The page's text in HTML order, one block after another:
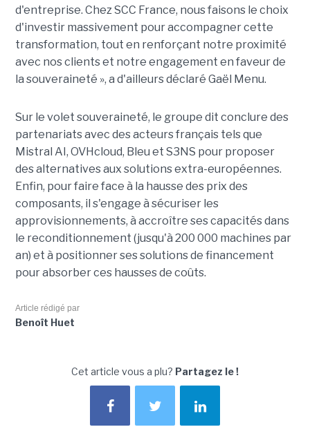
d'entreprise. Chez SCC France, nous faisons le choix
d'investir massivement pour accompagner cette
transformation, tout en renforçant notre proximité
avec nos clients et notre engagement en faveur de
la souveraineté », a d'ailleurs déclaré Gaël Menu.
Sur le volet souveraineté, le groupe dit conclure des
partenariats avec des acteurs français tels que
Mistral AI, OVHcloud, Bleu et S3NS pour proposer
des alternatives aux solutions extra-européennes.
Enfin, pour faire face à la hausse des prix des
composants, il s'engage à sécuriser les
approvisionnements, à accroître ses capacités dans
le reconditionnement (jusqu'à 200 000 machines par
an) et à positionner ses solutions de financement
pour absorber ces hausses de coûts.
Article rédigé par
Benoît Huet
Cet article vous a plu? Partagez le !